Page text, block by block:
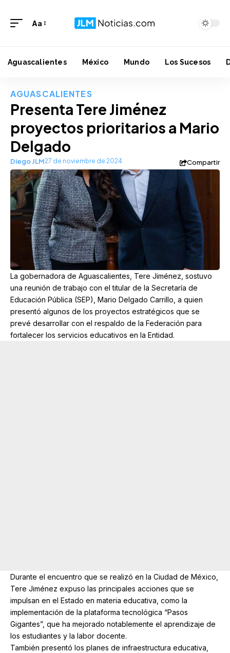
Aa
Aguascalientes México Mundo Los Sucesos
AGUASCALIENTES
Presenta Tere Jiménez
proyectos prioritarios a Mario
Delgado
Diego JLM27 de noviembre de 2024 Compartir
La gobernadora de Aguascalientes, Tere Jiménez, sostuvo
una reunión de trabajo con el titular de la Secretaría de
Educación Pública (SEP), Mario Delgado Carrillo, a quien
presentó algunos de los proyectos estratégicos que se
prevé desarrollar con el respaldo de la Federación para
fortalecer los servicios educativos en la Entidad.
Durante el encuentro que se realizó en la Ciudad de México,
Tere Jiménez expuso las principales acciones que se
impulsan en el Estado en materia educativa, como la
implementación de la plataforma tecnológica “Pasos
Gigantes”, que ha mejorado notablemente el aprendizaje de
los estudiantes y la labor docente.
También presentó los planes de infraestructura educativa,